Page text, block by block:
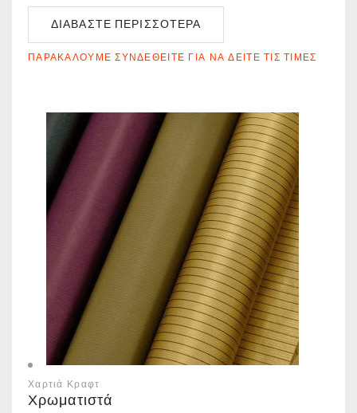
ΔΙΑΒΆΣΤΕ ΠΕΡΙΣΣΌΤΕΡΑ
ΠΑΡΑΚΑΛΟΎΜΕ ΣΥΝΔΕΘΕΊΤΕ ΓΙΑ ΝΑ ΔΕΊΤΕ ΤΙΣ ΤΙΜΈΣ
Χαρτιά Κραφτ
Χρωματιστά